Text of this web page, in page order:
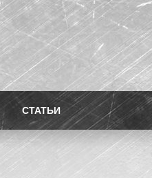
СТАТЬИ